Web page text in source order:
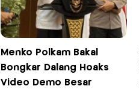
Menko Polkam Bakal
Bongkar Dalang Hoaks
Video Demo Besar